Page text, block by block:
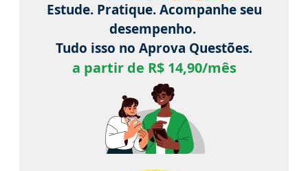
Estude. Pratique. Acompanhe seu
desempenho.
Tudo isso no Aprova Questões.
a partir de R$ 14,90/mês